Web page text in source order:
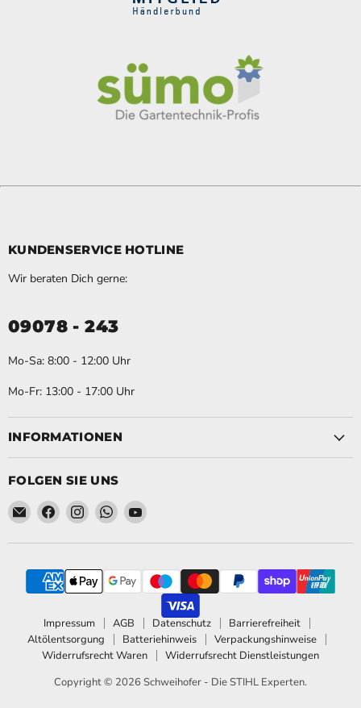
KUNDENSERVICE HOTLINE
Wir beraten Dich gerne:
09078 - 243
Mo-Sa: 8:00 - 12:00 Uhr
Mo-Fr: 13:00 - 17:00 Uhr
INFORMATIONEN
FOLGEN SIE UNS
Email Schweihofer - Die STIHL Experten.
Finden Sie uns auf Facebook
Finden Sie uns auf Instagram
Finden Sie uns auf WhatsApp
Finden Sie uns auf YouTube
Impressum AGB Datenschutz
Barrierefreiheit
Altölentsorgung
Batteriehinweis
Verpackungshinweise
Widerrufsrecht Waren
Widerrufsrecht Dienstleistungen
Copyright © 2026 Schweihofer - Die STIHL Experten.